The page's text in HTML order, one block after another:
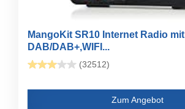
MangoKit SR10 Internet Radio mit
DAB/DAB+,WIFI...
(32512)
Zum Angebot